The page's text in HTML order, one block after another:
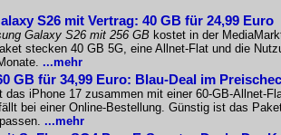
S26 mit Vertrag: 40 GB für 24,99 Euro
Galaxy S26 mit 256 GB kostet in der
stecken 40 GB 5G, eine Allnet-Flat und die
...mehr
GB für 34,99 Euro: Blau-Deal im
das iPhone 17 zusammen mit einer 60-GB-Allnet-
bei einer Online-Bestellung. Günstig ist das
...mehr